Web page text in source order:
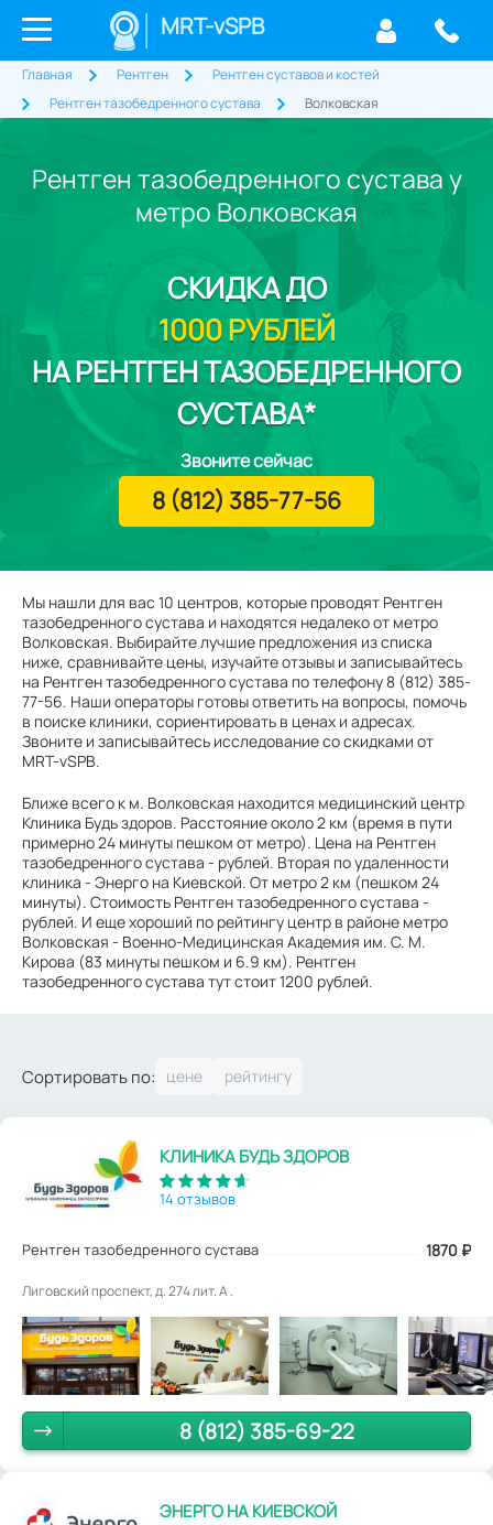
MRT-vSPB
Главная Рентген
Рентген суставов и костей
Рентген тазобедренного сустава
Волковская
Рентген тазобедренного сустава у
метро Волковская
Мы нашли для вас 10 центров, которые проводят Рентген
тазобедренного сустава и находятся недалеко от метро
Волковская. Выбирайте лучшие предложения из списка
ниже, сравнивайте цены, изучайте отзывы и записывайтесь
на Рентген тазобедренного сустава по телефону 8 (812) 385-
77-56. Наши операторы готовы ответить на вопросы, помочь
в поиске клиники, сориентировать в ценах и адресах.
Звоните и записывайтесь исследование со скидками от
MRT-vSPB.
Ближе всего к м. Волковская находится медицинский центр
Клиника Будь здоров. Расстояние около 2 км (время в пути
примерно 24 минуты пешком от метро). Цена на Рентген
тазобедренного сустава - рублей. Вторая по удаленности
клиника - Энерго на Киевской. От метро 2 км (пешком 24
минуты). Стоимость Рентген тазобедренного сустава -
рублей. И еще хороший по рейтингу центр в районе метро
Волковская - Военно-Медицинская Академия им. С. М.
Кирова (83 минуты пешком и 6.9 км). Рентген
тазобедренного сустава тут стоит 1200 рублей.
СКИДКАДО
1000 РУБЛЕЙ
НА РЕНТГЕН ТАЗОБЕДРЕННОГО
СУСТАВА*
Звоните сейчас
8 (812) 385-77-56
Сортировать по:
КЛИНИКА БУДЬ ЗДОРОВ
14 отзывов
Рентген тазобедренного сустава 1870 ₽
Лиговский проспект, д. 274 лит. А .
8 (812) 385-69-22
ЭНЕРГО НА КИЕВСКОЙ